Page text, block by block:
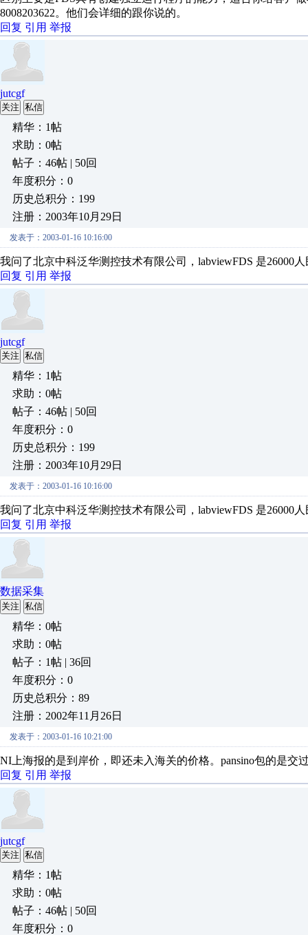
8008203622。他们会详细的跟你说的。
回复 引用 举报
jutcgf
关注 私信
精华：1帖
求助：0帖
帖子：46帖 | 50回
年度积分：0
历史总积分：199
注册：2003年10月29日
发表于：2003-01-16 10:16:00
我问了北京中科泛华测控技术有限公司，labviewFDS 是26000人
回复 引用 举报
jutcgf
关注 私信
精华：1帖
求助：0帖
帖子：46帖 | 50回
年度积分：0
历史总积分：199
注册：2003年10月29日
发表于：2003-01-16 10:16:00
我问了北京中科泛华测控技术有限公司，labviewFDS 是26000人
回复 引用 举报
数据采集
关注 私信
精华：0帖
求助：0帖
帖子：1帖 | 36回
年度积分：0
历史总积分：89
注册：2002年11月26日
发表于：2003-01-16 10:21:00
NI上海报的是到岸价，即还未入海关的价格。pansino包的是
回复 引用 举报
jutcgf
关注 私信
精华：1帖
求助：0帖
帖子：46帖 | 50回
年度积分：0